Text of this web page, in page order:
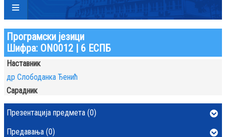
Програмски језици
Шифра: ON0012 | 6 ЕСПБ
Наставник
др Слободанка Ђенић
Сарадник
Презентација предмета (0)
Предавања (0)